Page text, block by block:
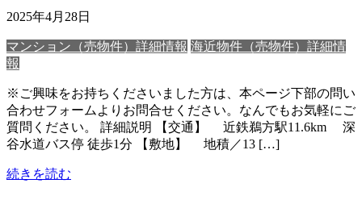
2025年4月28日
マンション（売物件）詳細情報 海近物件（売物件）詳細情
報
※ご興味をお持ちくださいました方は、本ページ下部の問い
合わせフォームよりお問合せください。なんでもお気軽にご
質問ください。 詳細説明 【交通】 近鉄鵜方駅11.6km 深
谷水道バス停 徒歩1分 【敷地】 地積／13 […]
続きを読む